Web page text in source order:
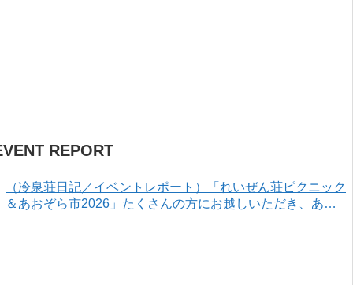
REPORT
（冷泉荘日記／イベントレポート）「れいぜん荘ピクニック
＆あおぞら市2026」たくさんの方にお越しいただき、あり